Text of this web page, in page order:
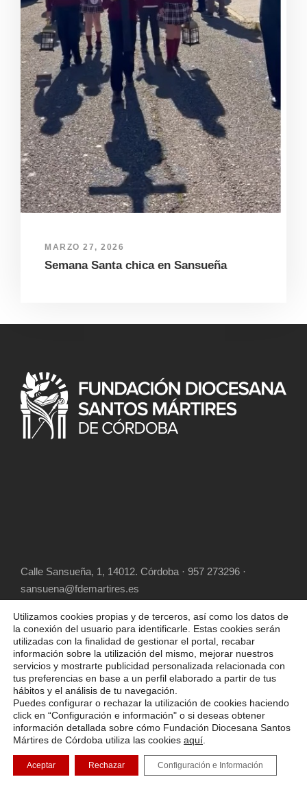
MARZO 27, 2026
Semana Santa chica en Sansueña
Calle Sansueña, 1, 14012. Córdoba · 957 273296 ·
sansuena@fdemartires.es
COPYRIGHT 2025 FUNDACIÓN DIOCESANA
SANTOS MÁRTIRES, ALL RIGHT RESERVED
POLÍTICA DE COOKIES AVISO LEGAL
POLÍTICA DE PRIVACIDAD
Utilizamos cookies propias y de terceros, así como los datos de
la conexión del usuario para identificarle. Estas cookies serán
utilizadas con la finalidad de gestionar el portal, recabar
información sobre la utilización del mismo, mejorar nuestros
servicios y mostrarte publicidad personalizada relacionada con
tus preferencias en base a un perfil elaborado a partir de tus
hábitos y el análisis de tu navegación.
Puedes configurar o rechazar la utilización de cookies haciendo
click en “Configuración e información" o si deseas obtener
información detallada sobre cómo Fundación Diocesana Santos
Mártires de Córdoba utiliza las cookies aquí
Aceptar Rechazar Configuración e Información